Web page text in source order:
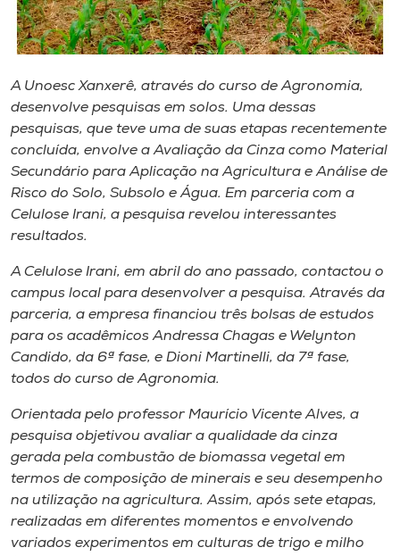
Rádio
Unoesc
Store
Selecione
A Unoesc Xanxerê, através do curso de Agronomia,
desenvolve pesquisas em solos. Uma dessas
pesquisas, que teve uma de suas etapas recentemente
concluída, envolve aAvaliação da Cinza como Material
Secundário para Aplicação na Agricultura e Análise de
Risco do Solo, Subsolo e Água. Em parceria com a
Celulose Irani, a pesquisa revelou interessantes
resultados.
A Celulose Irani, em abril do ano passado, contactou o
campus local para desenvolver a pesquisa. Através da
parceria, a empresa financiou três bolsas de estudos
para os acadêmicos Andressa Chagas e Welynton
Candido, da 6ª fase, e Dioni Martinelli, da 7ª fase,
todos do curso de Agronomia.
Orientada pelo professor Maurício Vicente Alves, a
pesquisa objetivou avaliar a qualidade da cinza
gerada pela combustão de biomassa vegetal em
termos de composição de minerais e seu desempenho
na utilização na agricultura. Assim, após sete etapas,
realizadas em diferentes momentos e envolvendo
variados experimentos em culturas de trigo e milho